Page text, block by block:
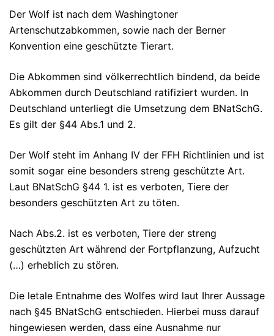
Der Wolf ist nach dem Washingtoner
Artenschutzabkommen, sowie nach der Berner
Konvention eine geschützte Tierart.
Die Abkommen sind völkerrechtlich bindend, da beide
Abkommen durch Deutschland ratifiziert wurden. In
Deutschland unterliegt die Umsetzung dem BNatSchG.
Es gilt der §44 Abs.1 und 2.
Der Wolf steht im Anhang IV der FFH Richtlinien und ist
somit sogar eine besonders streng geschützte Art.
Laut BNatSchG §44 1. ist es verboten, Tiere der
besonders geschützten Art zu töten.
Nach Abs.2. ist es verboten, Tiere der streng
geschützten Art während der Fortpflanzung, Aufzucht
(…) erheblich zu stören.
Die letale Entnahme des Wolfes wird laut Ihrer Aussage
nach §45 BNatSchG entschieden. Hierbei muss darauf
hingewiesen werden, dass eine Ausnahme nur